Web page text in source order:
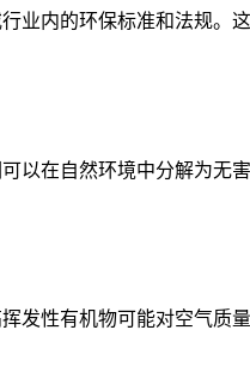
内的环保标准和法规。这
在自然环境中分解为无害
性有机物可能对空气质量